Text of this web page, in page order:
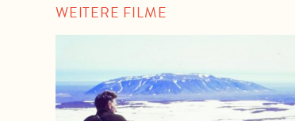
WEITERE FILME